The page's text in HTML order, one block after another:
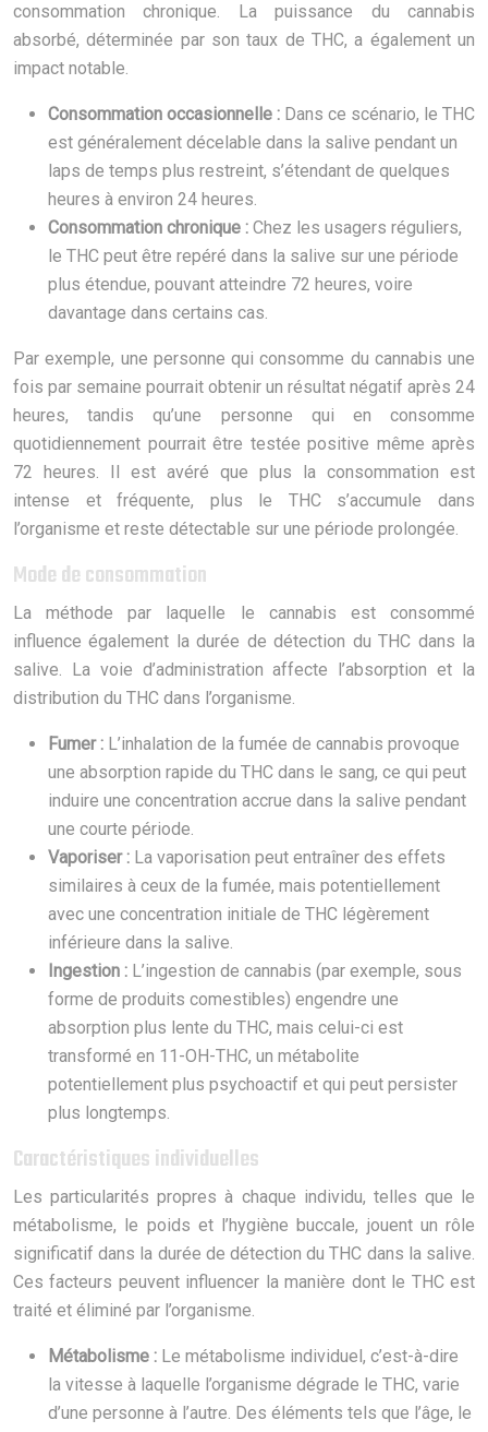
consommation chronique. La puissance du cannabis
absorbé, déterminée par son taux de THC, a également un
impact notable.
Consommation occasionnelle : Dans ce scénario, le THC
est généralement décelable dans la salive pendant un
laps de temps plus restreint, s’étendant de quelques
heures à environ 24 heures.
Consommation chronique : Chez les usagers réguliers,
le THC peut être repéré dans la salive sur une période
plus étendue, pouvant atteindre 72 heures, voire
davantage dans certains cas.
Par exemple, une personne qui consomme du cannabis une
fois par semaine pourrait obtenir un résultat négatif après 24
heures, tandis qu’une personne qui en consomme
quotidiennement pourrait être testée positive même après
72 heures. Il est avéré que plus la consommation est
intense et fréquente, plus le THC s’accumule dans
l’organisme et reste détectable sur une période prolongée.
Mode de consommation
La méthode par laquelle le cannabis est consommé
influence également la durée de détection du THC dans la
salive. La voie d’administration affecte l’absorption et la
distribution du THC dans l’organisme.
Fumer : L’inhalation de la fumée de cannabis provoque
une absorption rapide du THC dans le sang, ce qui peut
induire une concentration accrue dans la salive pendant
une courte période.
Vaporiser : La vaporisation peut entraîner des effets
similaires à ceux de la fumée, mais potentiellement
avec une concentration initiale de THC légèrement
inférieure dans la salive.
Ingestion : L’ingestion de cannabis (par exemple, sous
forme de produits comestibles) engendre une
absorption plus lente du THC, mais celui-ci est
transformé en 11-OH-THC, un métabolite
potentiellement plus psychoactif et qui peut persister
plus longtemps.
Caractéristiques individuelles
Les particularités propres à chaque individu, telles que le
métabolisme, le poids et l’hygiène buccale, jouent un rôle
significatif dans la durée de détection du THC dans la salive.
Ces facteurs peuvent influencer la manière dont le THC est
traité et éliminé par l’organisme.
Métabolisme : Le métabolisme individuel, c’est-à-dire
la vitesse à laquelle l’organisme dégrade le THC, varie
d’une personne à l’autre. Des éléments tels que l’âge, le